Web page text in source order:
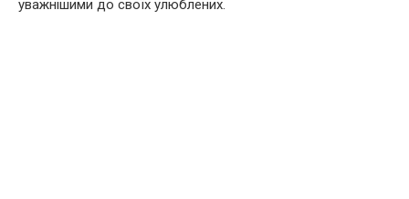
уважнішими до своїх улюблених.